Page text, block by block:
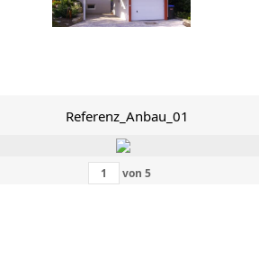
Referenz_Anbau_01
von 5